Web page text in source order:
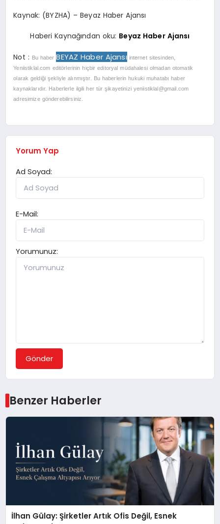
Kaynak: (BYZHA) – Beyaz Haber Ajansı
Haberi Kaynağından oku: Beyaz Haber Ajansı
Not : Bu haber BEYAZ Haber Ajansı internet sitesinden,
Yeniistiklal.com editörlerinin hiçbir editoryal müdahalesi olmadan otomatik
olarak geldiği şekliyle alınmıştır. Bu haberlerin hukuki muhatabı haber
kaynaklarıdır. Haberlerle ilgili her tür şikayetinizi yeniistiklal@gmail.com
adresimize gönderebilirsiniz.
Yorum Yap
Ad Soyad:
E-Mail:
Yorumunuz:
Gönder
Benzer Haberler
İlhan Gülay: Şirketler Artık Ofis Değil, Esnek